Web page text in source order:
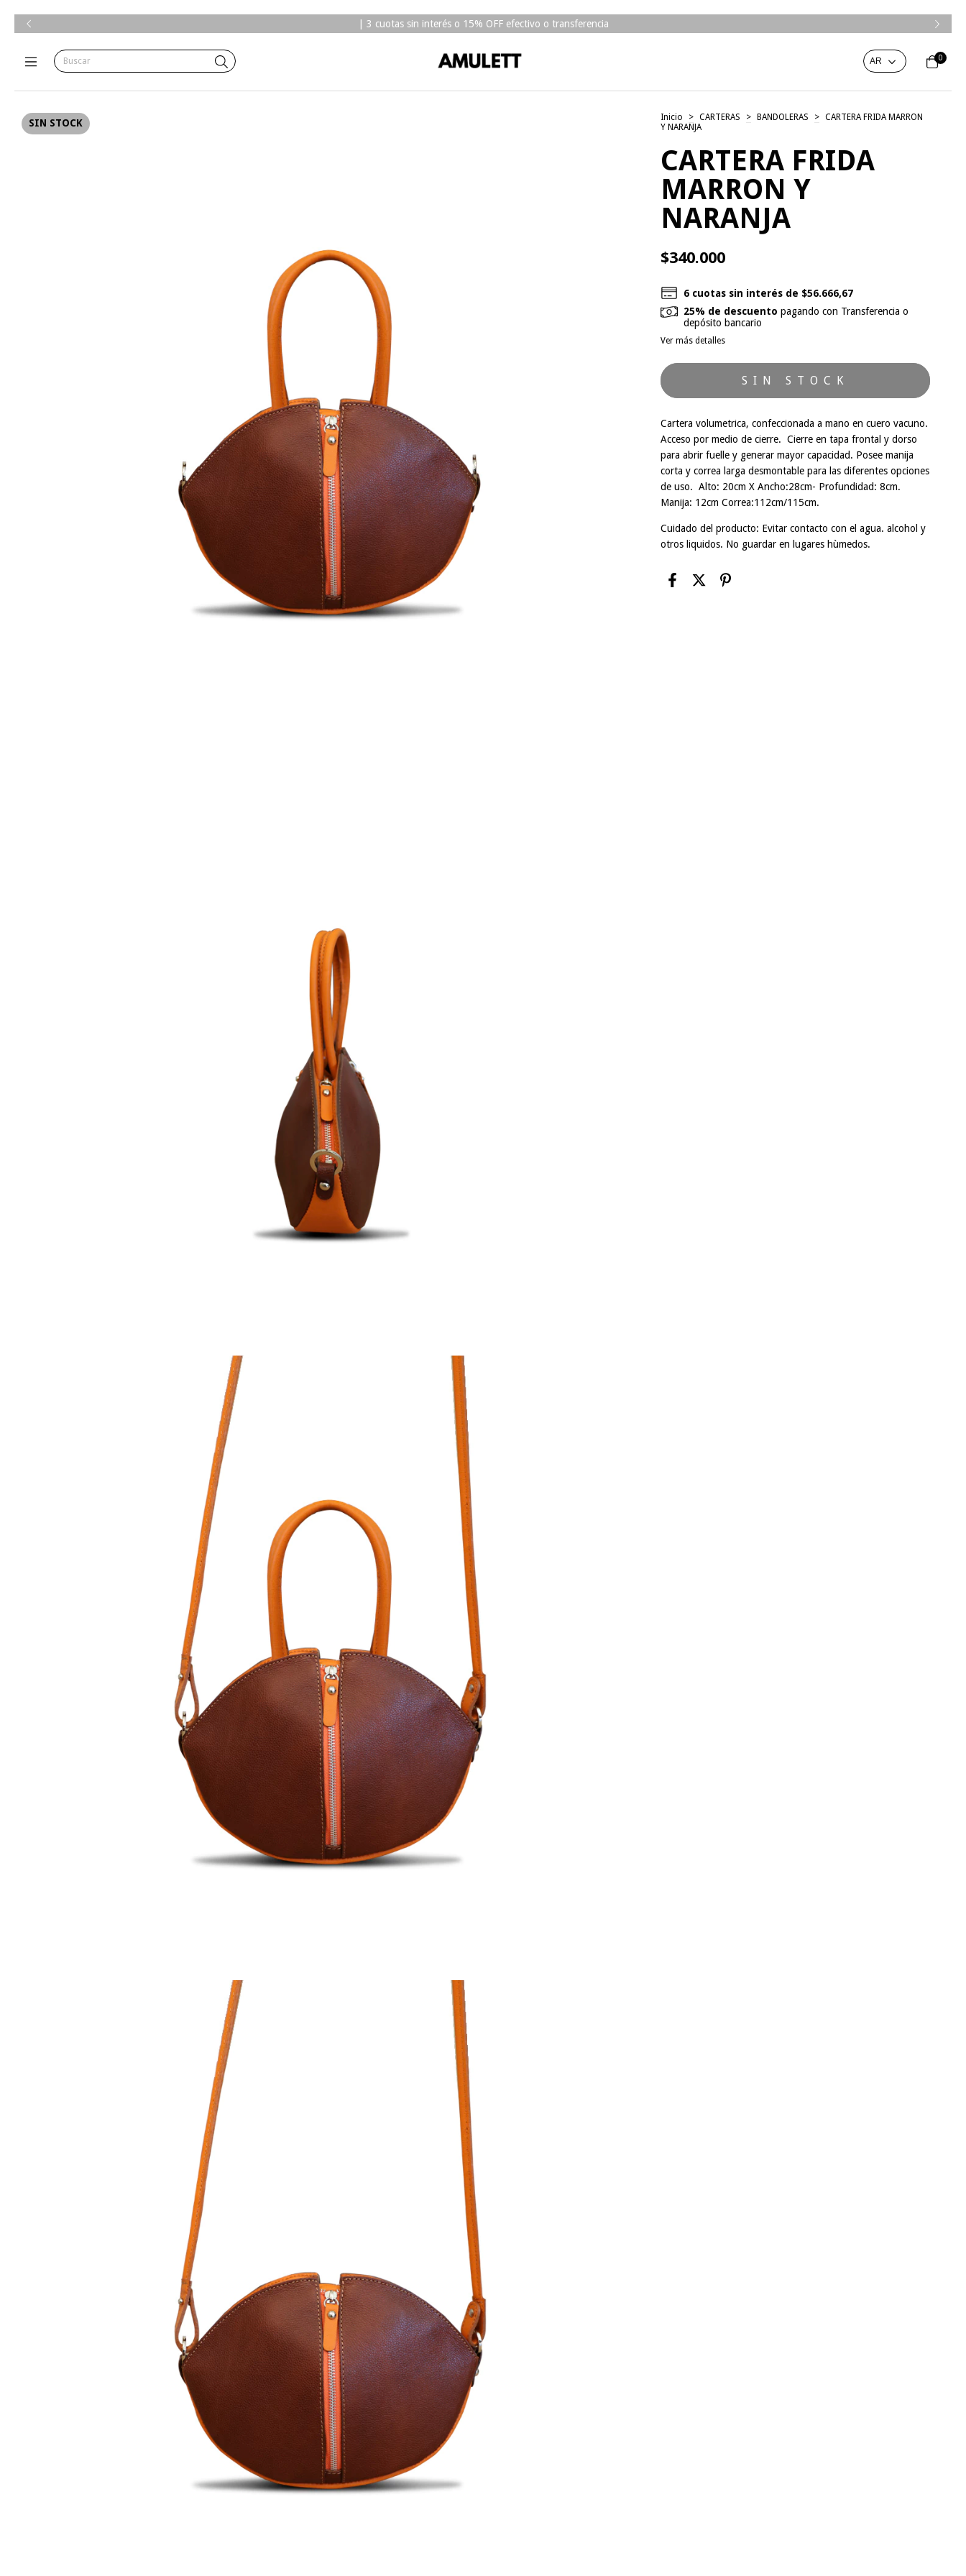
| 3 cuotas sin interés o 15% OFF efectivo o transferencia
0
SIN STOCK Inicio > CARTERAS > BANDOLERAS > CARTERA FRIDA MARRON
Y NARANJA
CARTERA FRIDA
MARRON Y
NARANJA
$340.000
6 cuotas sin interés de $56.666,67
25% de descuento pagando con Transferencia o
depósito bancario
Ver más detalles
Cartera volumetrica, confeccionada a mano en cuero vacuno.
Acceso por medio de cierre. Cierre en tapa frontal y dorso
para abrir fuelle y generar mayor capacidad. Posee manija
corta y correa larga desmontable para las diferentes opciones
de uso. Alto: 20cm X Ancho:28cm- Profundidad: 8cm.
Manija: 12cm Correa:112cm/115cm.
Cuidado del producto: Evitar contacto con el agua. alcohol y
otros liquidos. No guardar en lugares hùmedos.